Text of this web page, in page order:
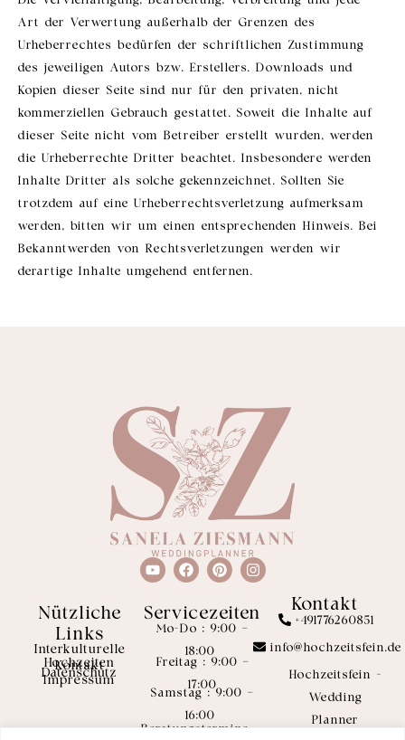
Art der Verwertung außerhalb der Grenzen des
Urheberrechtes bedürfen der schriftlichen Zustimmung
des jeweiligen Autors bzw. Erstellers. Downloads und
Kopien dieser Seite sind nur für den privaten, nicht
kommerziellen Gebrauch gestattet. Soweit die Inhalte auf
dieser Seite nicht vom Betreiber erstellt wurden, werden
die Urheberrechte Dritter beachtet. Insbesondere werden
Inhalte Dritter als solche gekennzeichnet. Sollten Sie
trotzdem auf eine Urheberrechtsverletzung aufmerksam
werden, bitten wir um einen entsprechenden Hinweis. Bei
Bekanntwerden von Rechtsverletzungen werden wir
derartige Inhalte umgehend entfernen.
Nützliche
Links
Interkulturelle
Hochzeiten
Kontakt
Datenschutz
Impressum
Servicezeiten
Mo-Do : 9:00 –
18:00
Freitag : 9:00 –
17:00
Samstag : 9:00 –
16:00
Beratungstermine
Kontakt
+491776260851
info@hochzeitsfein.de
Hochzeitsfein -
Wedding
Planner